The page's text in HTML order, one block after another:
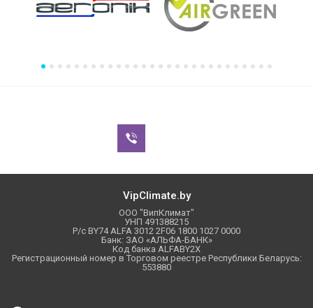
VipClimate.by
ООО "ВипКлимат"
УНП 491388215
Р/с BY74 ALFA 3012 2F06 1800 1027 0000
Банк: ЗАО «АЛЬФА-БАНК»
Код банка ALFABY2X
Регистрационный номер в Торговом реестре Республики Беларусь:
553880